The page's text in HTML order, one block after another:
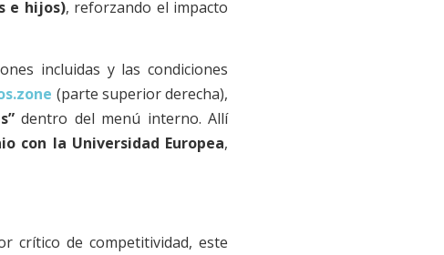
e hijos), reforzando el impacto
incluidas y las condiciones
(parte superior derecha),
dentro del menú interno. Allí
con la Universidad Europea,
crítico de competitividad, este